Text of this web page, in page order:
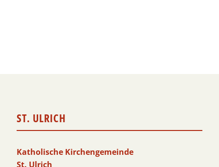
ST. ULRICH
Katholische Kirchengemeinde
St. Ulrich